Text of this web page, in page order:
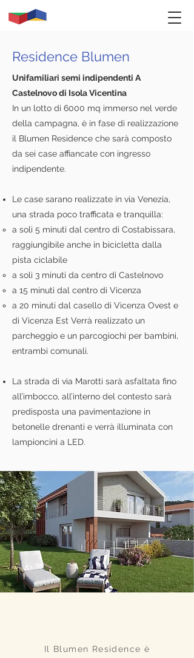
Residence Blumen
Unifamiliari semi indipendenti A
Castelnovo di Isola Vicentina
In un lotto di 6000 mq immerso nel verde
della campagna, è in fase di realizzazione
il Blumen Residence che sarà composto
da sei case affiancate con ingresso
indipendente.
Le case sarano realizzate in via Venezia,
una strada poco trafficata e tranquilla:
a soli 5 minuti dal centro di Costabissara,
raggiungibile anche in bicicletta dalla
pista ciclabile
a soli 3 minuti da centro di Castelnovo
a 15 minuti dal centro di Vicenza
a 20 minuti dal casello di Vicenza Ovest e
di Vicenza Est Verrà realizzato un
parcheggio e un parcogiochi per bambini,
entrambi comunali.
La strada di via Marotti sarà asfaltata fino
all’imbocco, all’interno del contesto sarà
predisposta una pavimentazione in
betonelle drenanti e verrà illuminata con
lampioncini a LED.
Il Blumen Residence è